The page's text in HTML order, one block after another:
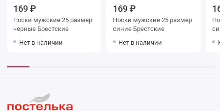
169 ₽
Носки мужские 25 размер
черные Брестские
Нет в наличии
169 ₽
Носки мужские 25 размер
синие Брестские
Нет в наличии
Носки